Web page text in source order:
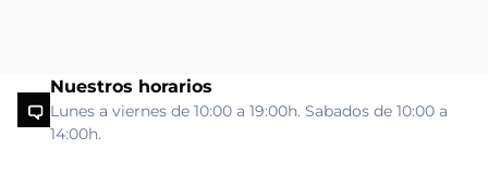
Nuestros horarios
Lunes a viernes de 10:00 a 19:00h. Sabados de 10:00 a
14:00h.